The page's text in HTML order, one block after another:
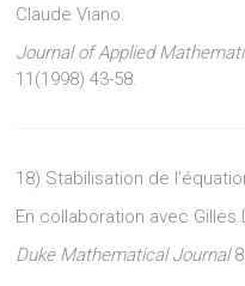
Claude Viano.
Journal of Applied
11(1998) 43-58.
18) Stabilisation de
En collaboration avec Gilles
Duke Mathematical Journal